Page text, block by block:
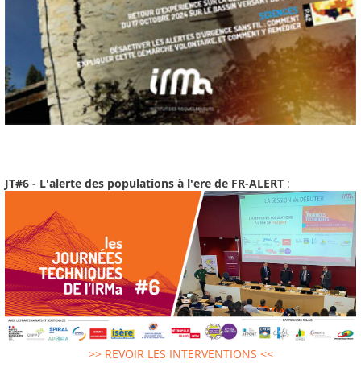
JT#6 - L'alerte des populations à l'ere de FR-ALERT :
>> REVOIR LES INTERVENTIONS <<